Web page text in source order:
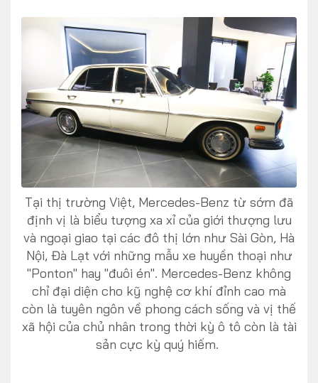
Tại thị trường Việt, Mercedes-Benz từ sớm đã
định vị là biểu tượng xa xỉ của giới thượng lưu
và ngoại giao tại các đô thị lớn như Sài Gòn, Hà
Nội, Đà Lạt với những mẫu xe huyền thoại như
"Ponton" hay "đuôi én". Mercedes-Benz không
chỉ đại diện cho kỹ nghệ cơ khí đỉnh cao mà
còn là tuyên ngôn về phong cách sống và vị thế
xã hội của chủ nhân trong thời kỳ ô tô còn là tài
sản cực kỳ quý hiếm.